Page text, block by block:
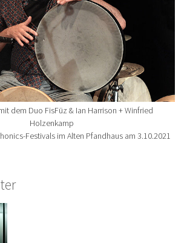
dem Duo FisFüz & Ian Harrison + Winfried
Holzenkamp
Festivals im Alten Pfandhaus am 3.10.2021